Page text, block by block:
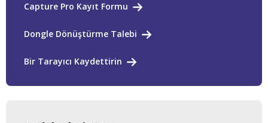
Capture Pro Kayıt Formu
Dongle Dönüştürme Talebi
Bir Tarayıcı Kaydettirin